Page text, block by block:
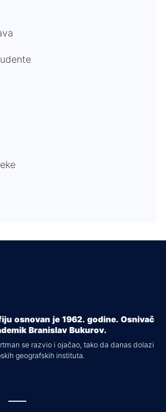
osnovan je 1962. godine. Osnivač
Branislav Bukurov.
se razvio i ojačao, tako da danas dolazi
geografskih instituta.